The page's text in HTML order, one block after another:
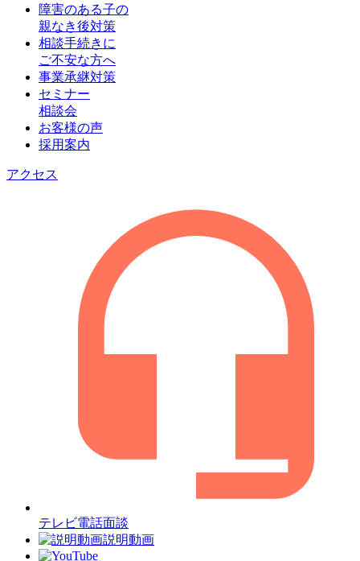
障害のある子の
親なき後対策
相談手続きに
ご不安な方へ
事業承継対策
セミナー
相談会
お客様の声
採用案内
アクセス
テレビ電話面談
説明動画